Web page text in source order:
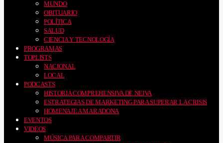
MUNDO
OBITUARIO
POLÍTICA
SALUD
CIENCIA Y TECNOLOGÍA
PROGRAMAS
TOPLISTS
NACIONAL
LOCAL
PODCASTS
HISTORIA COMPREHENSIVA DE NEIVA
ESTRATEGIAS DE MARKETING PARA SUPERAR LA CRISIS
HOMENAJE A MARADONA
EVENTOS
VIDEOS
MÚSICA PARA COMPARTIR